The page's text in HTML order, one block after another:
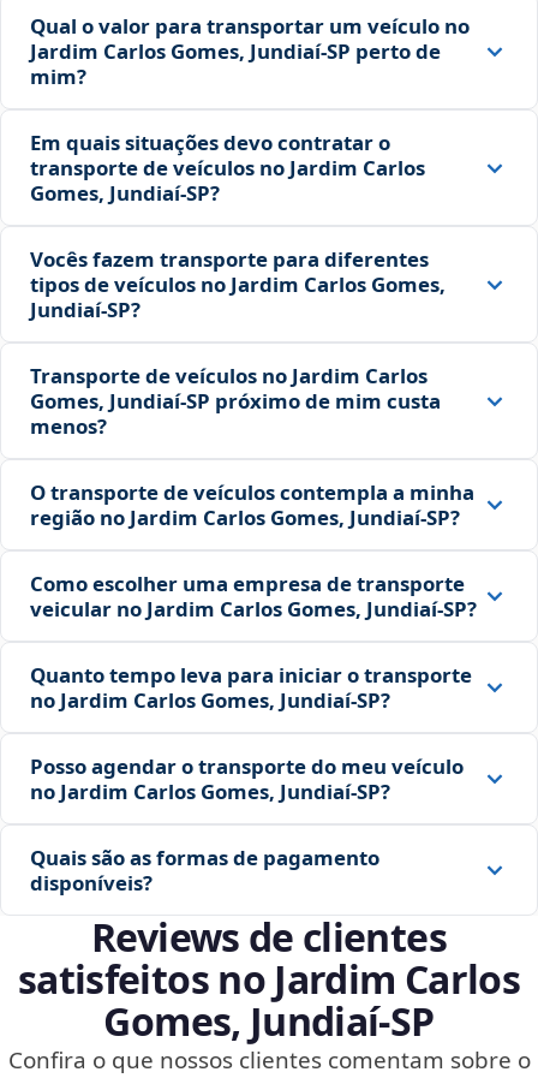
Qual o valor para transportar um veículo no
Jardim Carlos Gomes, Jundiaí‑SP perto de
mim?
Em quais situações devo contratar o
transporte de veículos no Jardim Carlos
Gomes, Jundiaí‑SP?
Vocês fazem transporte para diferentes
tipos de veículos no Jardim Carlos Gomes,
Jundiaí‑SP?
Transporte de veículos no Jardim Carlos
Gomes, Jundiaí‑SP próximo de mim custa
menos?
O transporte de veículos contempla a minha
região no Jardim Carlos Gomes, Jundiaí‑SP?
Como escolher uma empresa de transporte
veicular no Jardim Carlos Gomes, Jundiaí‑SP?
Quanto tempo leva para iniciar o transporte
no Jardim Carlos Gomes, Jundiaí‑SP?
Posso agendar o transporte do meu veículo
no Jardim Carlos Gomes, Jundiaí‑SP?
Quais são as formas de pagamento
disponíveis?
Reviews de clientes
satisfeitos no Jardim Carlos
Gomes, Jundiaí‑SP
Confira o que nossos clientes comentam sobre o